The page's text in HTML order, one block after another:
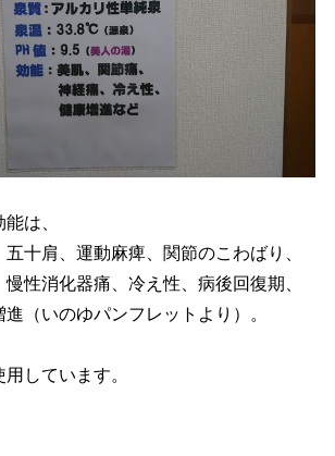
は、
十肩、運動麻痺、関節のこわばり、
性消化器痛、冷え性、病後回復期、
（いのゆパンフレットより）。
しています。